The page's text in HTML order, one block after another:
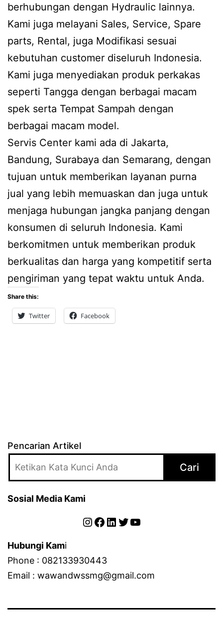
berhubungan dengan Hydraulic lainnya.
Kami juga melayani Sales, Service, Spare
parts, Rental, juga Modifikasi sesuai
kebutuhan customer diseluruh Indonesia.
Kami juga menyediakan produk perkakas
seperti Tangga dengan berbagai macam
spek serta Tempat Sampah dengan
berbagai macam model.
Servis Center kami ada di Jakarta,
Bandung, Surabaya dan Semarang, dengan
tujuan untuk memberikan layanan purna
jual yang lebih memuaskan dan juga untuk
menjaga hubungan jangka panjang dengan
konsumen di seluruh Indonesia. Kami
berkomitmen untuk memberikan produk
berkualitas dan harga yang kompetitif serta
pengiriman yang tepat waktu untuk Anda.
Share this:
Twitter Facebook
Pencarian Artikel
Cari
Sosial Media Kami
Instagram
Facebook
LinkedIn
Twitter
YouTube
Hubungi Kami
Phone : 082133930443
Email : wawandwssmg@gmail.com